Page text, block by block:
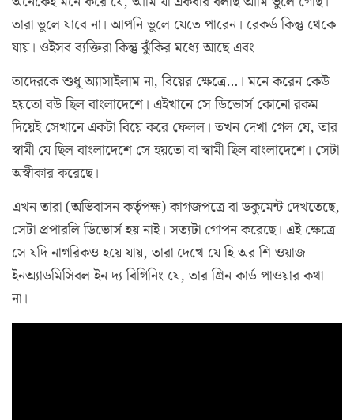
তারা ভুলে যাবে না। আপনি ভুলে যেতে পারেন। রেকর্ড কিন্তু থেকে
যায়। ওইসব ব্যক্তিরা কিন্তু ঝুঁকির মধ্যে আছে এবং
তাদেরকে শুধু অ্যাসাইলাম না, বিয়ের ক্ষেত্রে…। মনে করেন কেউ
হয়তো বউ ছিল বাংলাদেশে। এইখানে সে ডিভোর্স কোনো রকম
দিয়েই সেখানে একটা বিয়ে করে ফেলল। তখন দেখা গেল যে, তার
স্বামী যে ছিল বাংলাদেশে সে হয়তো বা স্বামী ছিল বাংলাদেশে। সেটা
অস্বীকার করেছে।
এখন তারা (অভিবাসন কর্তৃপক্ষ) কাগজপত্রে বা ডকুমেন্ট দেখতেছে,
সেটা প্রপারলি ডিভোর্স হয় নাই। সত্যটা গোপন করেছে। এই ক্ষেত্রে
সে যদি নাগরিকও হয়ে যায়, তারা দেখে যে হি অর শি ওয়াজ
ইনঅ্যাডমিসিবল ইন দ্য বিগিনিং যে, তার গ্রিন কার্ড পাওয়ার কথা
না।